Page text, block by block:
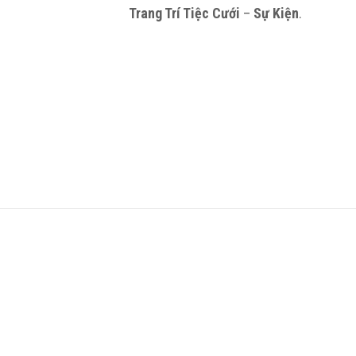
Trang Trí Tiệc Cưới – Sự Kiện.